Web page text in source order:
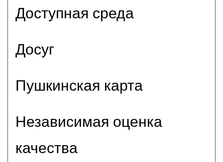
Доступная среда
Досуг
Пушкинская карта
Независимая оценка
качества